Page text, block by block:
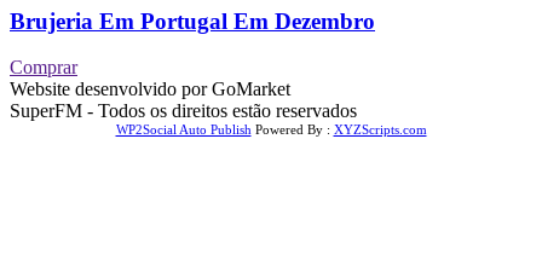
Brujeria Em Portugal Em Dezembro
Comprar
Website desenvolvido por GoMarket
SuperFM - Todos os direitos estão reservados
WP2Social Auto Publish Powered By : XYZScripts.com